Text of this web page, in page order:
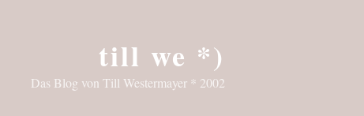
till we *)
Das Blog von Till Westermayer * 2002